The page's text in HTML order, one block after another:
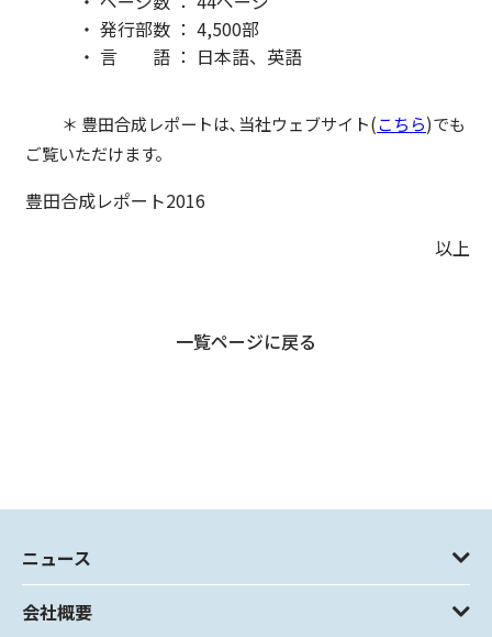
・ 発行部数 ： 4,500部
・ 言 語 ： 日本語、英語
＊ 豊田合成レポートは､当社ウェブサイト(こちら)でも
ご覧いただけます。
豊田合成レポート2016
以上
一覧ページに戻る
ニュース
会社概要